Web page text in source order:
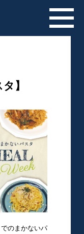
】
のまかないパ